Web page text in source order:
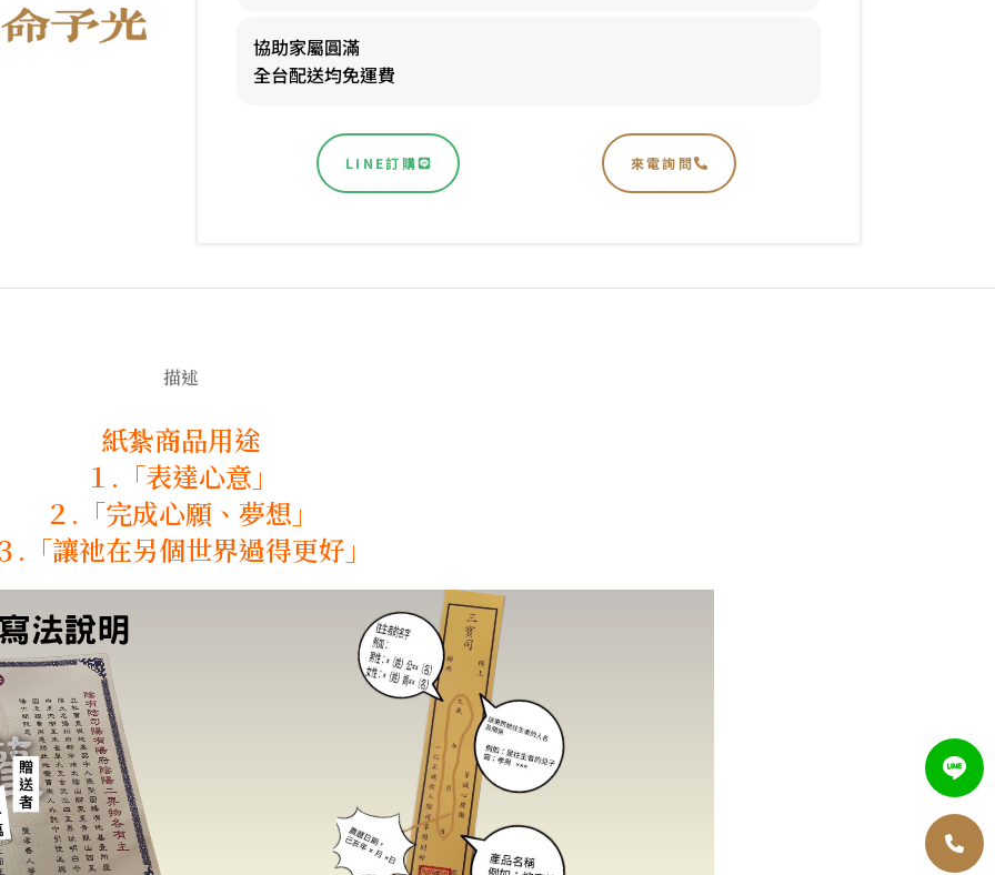
協助家屬圓滿
全台配送均免運費
LINE訂購 來電詢問
描述
紙紮商品用途
１.「表達心意」
２.「完成心願、夢想」
.「讓祂在另個世界過得更好」